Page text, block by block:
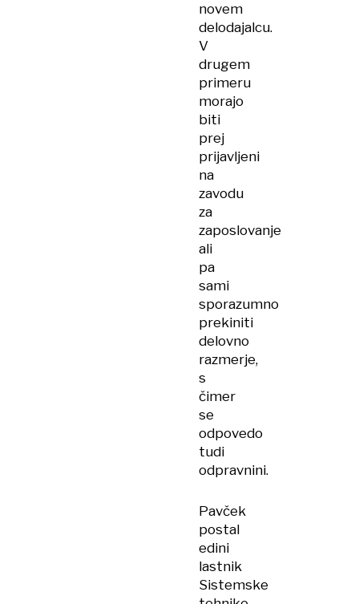
novem
delodajalcu.
V
drugem
primeru
morajo
biti
prej
prijavljeni
na
zavodu
za
zaposlovanje
ali
pa
sami
sporazumno
prekiniti
delovno
razmerje,
s
čimer
se
odpovedo
tudi
odpravnini.
Pavček
postal
edini
lastnik
Sistemske